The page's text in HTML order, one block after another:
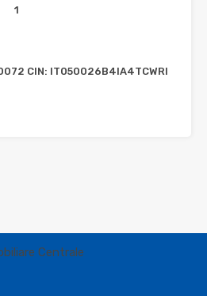
1
CIN: IT050026B4IA4TCWRI